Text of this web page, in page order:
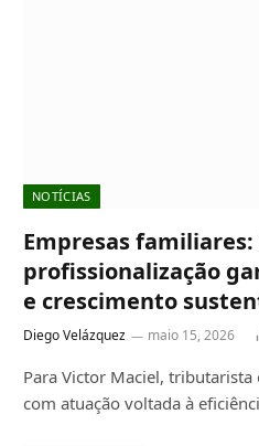
NOTÍCIAS
Empresas familiares:
profissionalização
e crescimento
Diego Velázquez maio 15, 2026
Para Victor Maciel,
com atuação voltada à